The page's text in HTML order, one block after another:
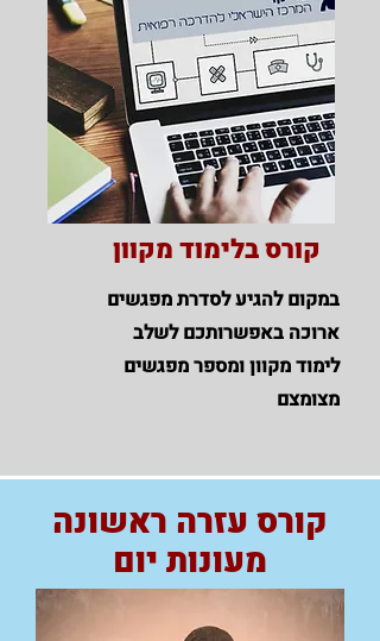
קורס בלימוד מקוון
במקום להגיע לסדרת מפגשים
ארוכה באפשרותכם לשלב
לימוד מקוון ומספר מפגשים
מצומצם
קורס עזרה ראשונה
מעונות יום